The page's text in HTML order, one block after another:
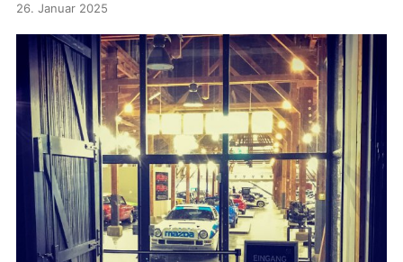
26. Januar 2025